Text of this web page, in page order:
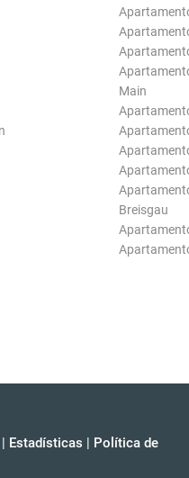
Main
Breisgau
| Estadísticas | Política de